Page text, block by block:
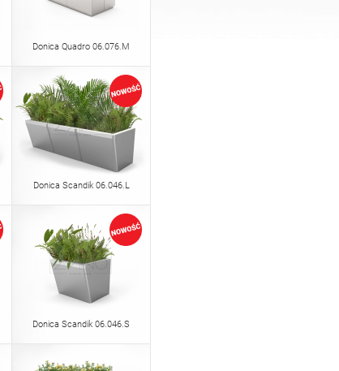
Donica Quadro 06.076.M
Donica Scandik 06.046.L
Donica Scandik 06.046.S